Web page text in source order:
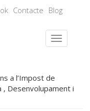
Contacte Blog
a l’Impost de
Desenvolupament i